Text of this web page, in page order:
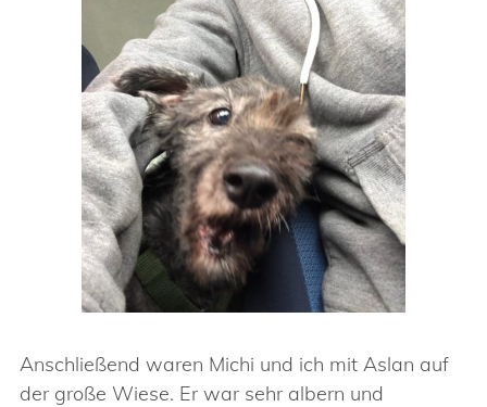
Anschließend waren Michi und ich mit Aslan auf
der große Wiese. Er war sehr albern und